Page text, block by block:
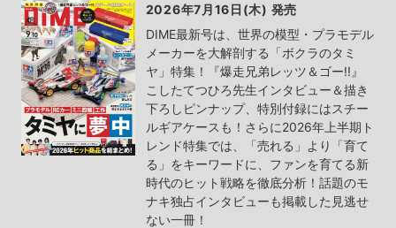
2026年7月16日(木) 発売
DIME最新号は、世界の模型・プラモデル
メーカーを大解剖する「ボクラのタミ
ヤ」特集！『爆走兄弟レッツ＆ゴー!!』
こしたてつひろ先生インタビュー＆描き
下ろしピンナップ、特別付録にはスチー
ルギアケースも！さらに2026年上半期ト
レンド特集では、「売れる」より「育て
る」をキーワードに、ファンを育てる新
時代のヒット戦略を徹底分析！話題のモ
ナキ独占インタビューも掲載した見逃せ
ない一冊！